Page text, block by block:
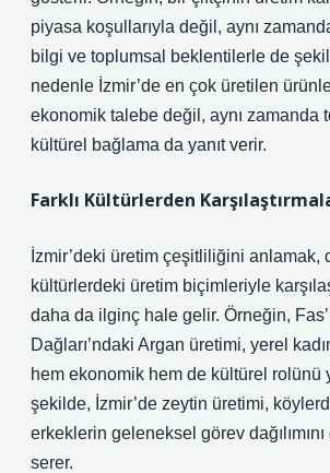
piyasa koşullarıyla değil, aynı
bilgi ve toplumsal beklentilerle de
nedenle İzmir’de en çok üretilen
ekonomik talebe değil, aynı zamanda
kültürel bağlama da yanıt verir.
Farklı Kültürlerden
İzmir’deki üretim çeşitliliğini anlamak,
kültürlerdeki üretim biçimleriyle
daha da ilginç hale gelir. Örneğin,
Dağları’ndaki Argan üretimi, yerel
hem ekonomik hem de kültürel rolünü
şekilde, İzmir’de zeytin üretimi,
erkeklerin geleneksel görev
serer.